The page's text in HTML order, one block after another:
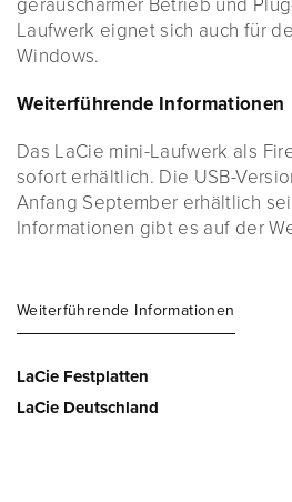
geräuscharmer Betrieb und
Laufwerk eignet sich auch für
Windows.
Weiterführende Informationen
Das LaCie mini-Laufwerk als
sofort erhältlich. Die USB-
Anfang September erhältlich
Informationen gibt es auf der
Weiterführende Informationen
LaCie Festplatten
LaCie Deutschland